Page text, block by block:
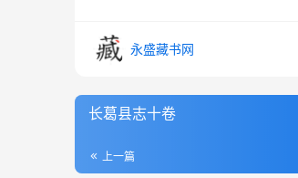
永盛藏书网
长葛县志十卷
上一篇